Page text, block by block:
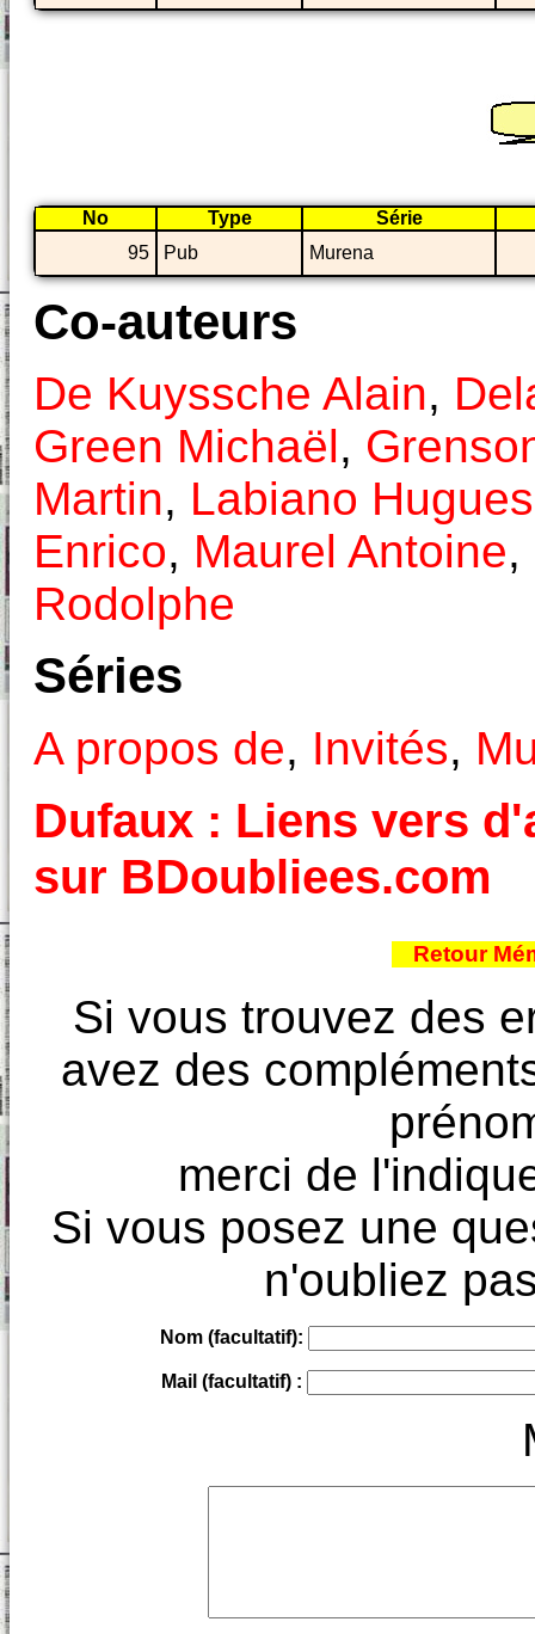
No Type
Série
95
Pub Murena
Co-auteurs
De Kuyssche Alain,
Green Michaël,
Martin, Labiano Hugues
Enrico, Maurel Antoine,
Rodolphe
Séries
A propos de, Invités,
Dufaux : Liens vers
sur BDoubliees.com
Retour
Si vous trouvez des
avez des
merci de
Si vous posez une
n'oubliez
Nom (facultatif):
Mail (facultatif) :